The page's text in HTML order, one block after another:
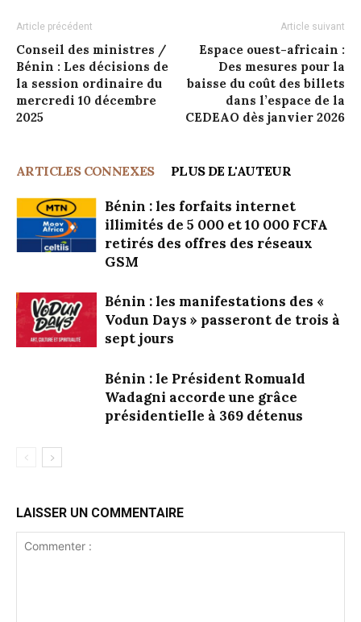
Article précédent
Conseil des ministres /
Bénin : Les décisions de
la session ordinaire du
mercredi 10 décembre
2025
Article suivant
Espace ouest-africain :
Des mesures pour la
baisse du coût des billets
dans l’espace de la
CEDEAO dès janvier 2026
ARTICLES CONNEXES PLUS DE L'AUTEUR
Bénin : les forfaits internet
illimités de 5 000 et 10 000 FCFA
retirés des offres des réseaux
GSM
Bénin : les manifestations des «
Vodun Days » passeront de trois à
sept jours
Bénin : le Président Romuald
Wadagni accorde une grâce
présidentielle à 369 détenus
LAISSER UN COMMENTAIRE